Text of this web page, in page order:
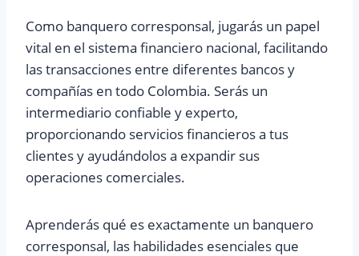
Como banquero corresponsal, jugarás un papel
vital en el sistema financiero nacional, facilitando
las transacciones entre diferentes bancos y
compañías en todo Colombia. Serás un
intermediario confiable y experto,
proporcionando servicios financieros a tus
clientes y ayudándolos a expandir sus
operaciones comerciales.
Aprenderás qué es exactamente un banquero
corresponsal, las habilidades esenciales que